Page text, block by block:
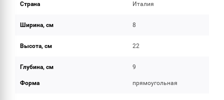
Страна Италия
Ширина, см 8
Высота, см 22
Глубина, см 9
Форма прямоугольная